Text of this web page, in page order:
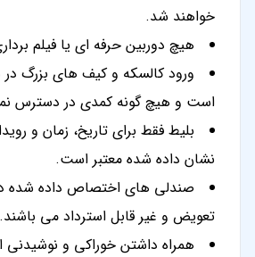
خواهند شد.
هیچ دوربین حرفه ای یا فیلم
ورود کالسکه و کیف های بزرگ
است و هیچ گونه کمدی در دسترس
بلیط فقط برای تاریخ، زمان و
نشان داده شده معتبر است.
صندلی های اختصاص داده شده در
تعویض و غیر قابل استرداد می باشند.
همراه داشتن خوراکی و نوشیدنی